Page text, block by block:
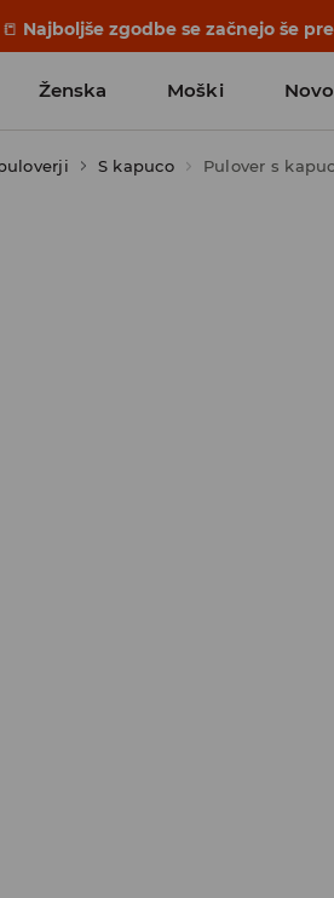
📒 Najboljše zgodbe se začnejo še
Ženska Moški Novo
S kapuco Pulover s